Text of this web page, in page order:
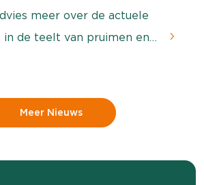
meer over de actuele
in de teelt van pruimen en
Meer Nieuws